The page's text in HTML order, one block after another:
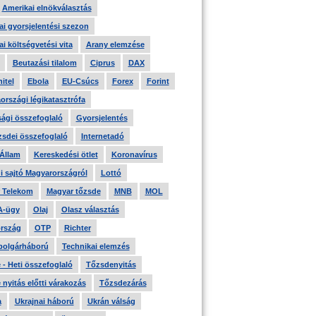
Amerikai elnökválasztás
gyorsjelentési szezon
költségvetési vita Arany elemzése
Beutazási tilalom Ciprus DAX
Ebola EU-Csúcs Forex Forint
légikatasztrófa
összefoglaló Gyorsjelentés
összefoglaló Internetadó
Kereskedési ötlet Koronavírus
sajtó Magyarországról Lottó
Telekom Magyar tőzsde MNB MOL
ügy Olaj Olasz választás
OTP Richter
Technikai elemzés
- Heti összefoglaló Tőzsdenyitás
nyitás előtti várakozás Tőzsdezárás
Ukrajnai háború Ukrán válság